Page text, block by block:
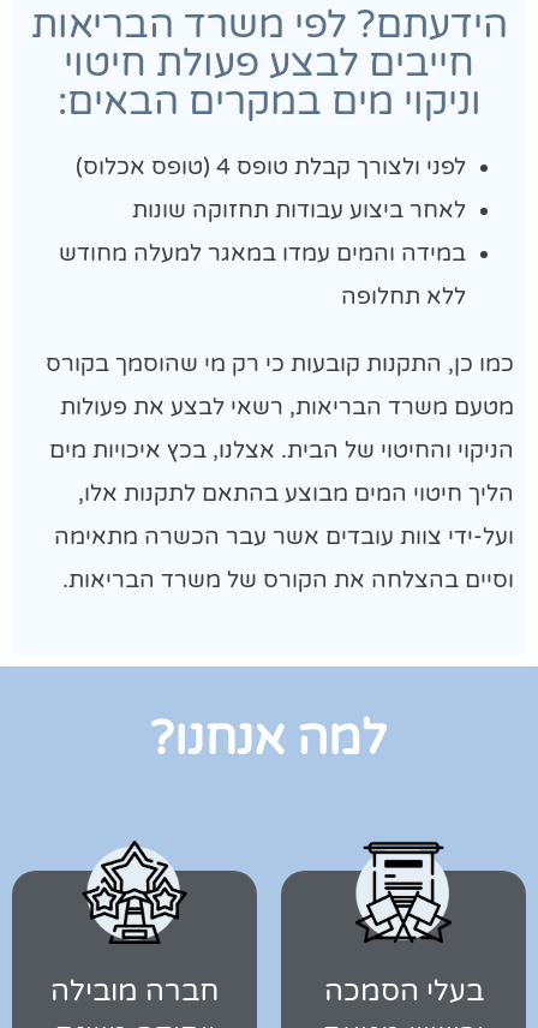
הידעתם? לפי משרד הבריאות
חייבים לבצע פעולת חיטוי
וניקוי מים במקרים הבאים:
לפני ולצורך קבלת טופס 4 (טופס אכלוס)
לאחר ביצוע עבודות תחזוקה שונות
במידה והמים עמדו במאגר למעלה מחודש
ללא תחלופה
כמו כן, התקנות קובעות כי רק מי שהוסמך בקורס
מטעם משרד הבריאות, רשאי לבצע את פעולות
הניקוי והחיטוי של הבית. אצלנו, בכץ איכויות מים
הליך חיטוי המים מבוצע בהתאם לתקנות אלו,
ועל-ידי צוות עובדים אשר עבר הכשרה מתאימה
וסיים בהצלחה את הקורס של משרד הבריאות.
למה אנחנו?
בעלי הסמכה
חברה מובילה